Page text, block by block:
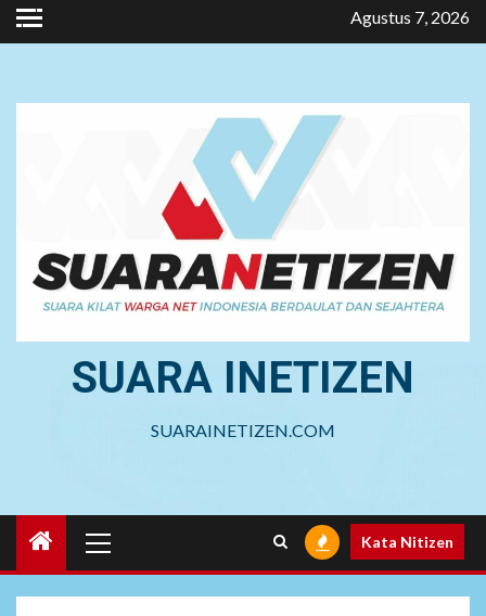
Skip
to
Agustus 7, 2026
SUARA INETIZEN
SUARAINETIZEN.COM
Menu
Kata Nitizen